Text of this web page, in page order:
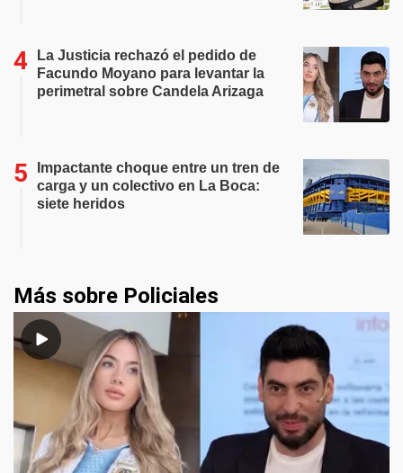
La Justicia rechazó el pedido de
Facundo Moyano para levantar la
perimetral sobre Candela Arizaga
Impactante choque entre un tren de
carga y un colectivo en La Boca:
siete heridos
Más sobre Policiales